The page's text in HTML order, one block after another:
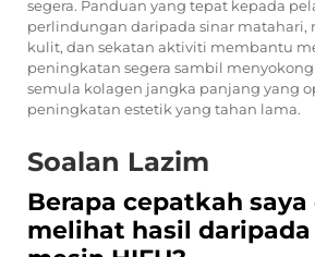
segera. Panduan yang tepat kepada
perlindungan daripada sinar matahari,
kulit, dan sekatan aktiviti membantu
peningkatan segera sambil
semula kolagen jangka panjang yang
peningkatan estetik yang tahan lama.
Soalan Lazim
Berapa cepatkah
melihat hasil